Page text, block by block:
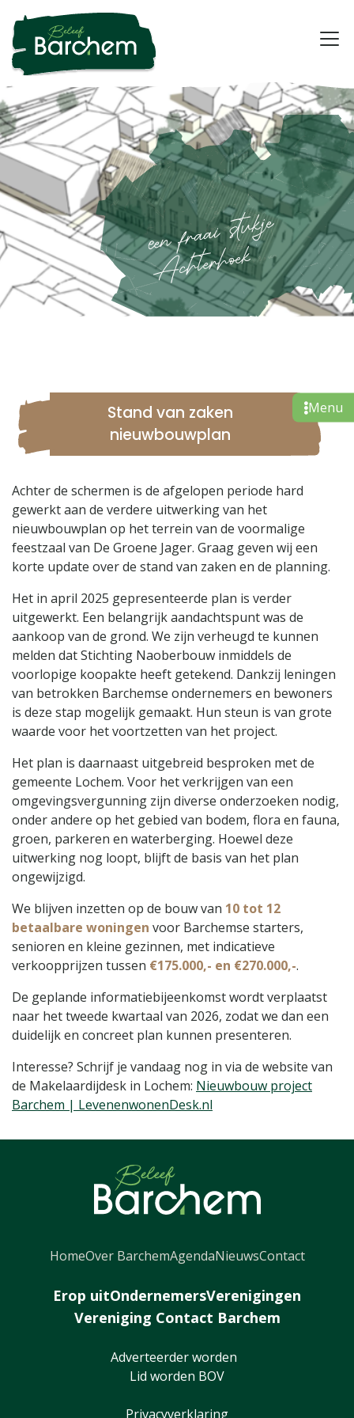
Stand van zaken
nieuwbouwplan
Achter de schermen is de afgelopen periode hard
gewerkt aan de verdere uitwerking van het
nieuwbouwplan op het terrein van de voormalige
feestzaal van De Groene Jager. Graag geven wij een
korte update over de stand van zaken en de planning.
Het in april 2025 gepresenteerde plan is verder
uitgewerkt. Een belangrijk aandachtspunt was de
aankoop van de grond. We zijn verheugd te kunnen
melden dat Stichting Naoberbouw inmiddels de
voorlopige koopakte heeft getekend. Dankzij leningen
van betrokken Barchemse ondernemers en bewoners
is deze stap mogelijk gemaakt. Hun steun is van grote
waarde voor het voortzetten van het project.
Het plan is daarnaast uitgebreid besproken met de
gemeente Lochem. Voor het verkrijgen van een
omgevingsvergunning zijn diverse onderzoeken nodig,
onder andere op het gebied van bodem, flora en fauna,
groen, parkeren en waterberging. Hoewel deze
uitwerking nog loopt, blijft de basis van het plan
ongewijzigd.
We blijven inzetten op de bouw van 10 tot 12
betaalbare woningen voor Barchemse starters,
senioren en kleine gezinnen, met indicatieve
verkoopprijzen tussen €175.000,- en €270.000,-.
De geplande informatiebijeenkomst wordt verplaatst
naar het tweede kwartaal van 2026, zodat we dan een
duidelijk en concreet plan kunnen presenteren.
Interesse? Schrijf je vandaag nog in via de website van
de Makelaardijdesk in Lochem: Nieuwbouw project
Barchem | LevenenwonenDesk.nl
HomeOver BarchemAgendaNieuwsContact
Erop uitOndernemersVerenigingen
Vereniging Contact Barchem
Adverteerder worden
Lid worden BOV
Privacyverklaring